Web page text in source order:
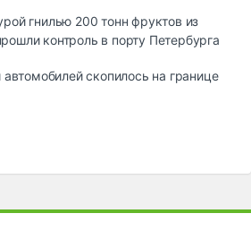
гнилью 200 тонн фруктов из
контроль в порту Петербурга
скопилось на границе